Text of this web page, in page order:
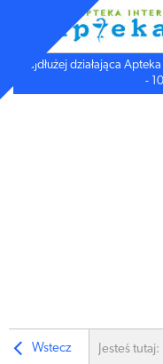
Najdłużej działająca
-
Wstecz Jesteś tutaj: